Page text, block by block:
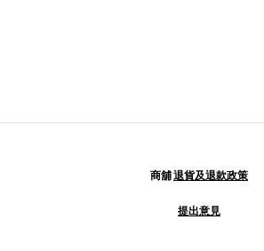
商舖退貨及退款政策
提出意見